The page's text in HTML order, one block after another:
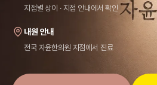
지점별 상이 · 지점 안내에서 확인
내원 안내
전국 자윤한의원 지점에서 진료